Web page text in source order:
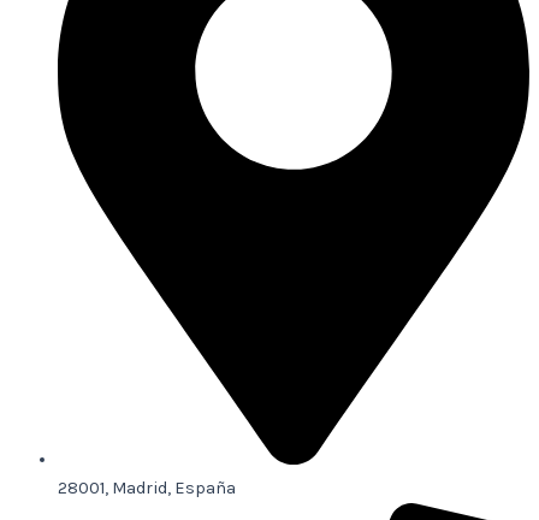
28001, Madrid, España